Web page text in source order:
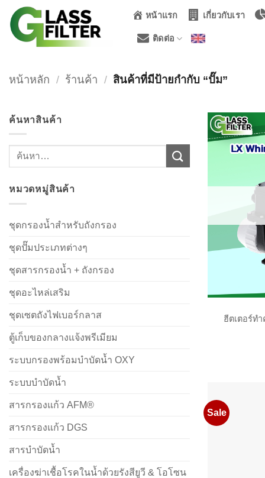
หน้าแรก เกี่ยวกับเรา
ติดต่อ
หน้าหลัก / ร้านค้า / สินค้าที่มีป้ายกำกับ “ปั๊ม”
ค้นหาสินค้า
ค้นหา:
หมวดหมู่สินค้า
ชุดกรองน้ำสำหรับถังกรอง
ชุดปั๊มประเภทต่างๆ
ชุดสารกรองน้ำ + ถังกรอง
ชุดอะไหล่เสริม
ชุดเซตถังไฟเบอร์กลาส
ตู้เก็บของกลางแจ้งพรีเมียม
ระบบกรองพร้อมบำบัดน้ำ OXY
ระบบบำบัดน้ำ
สารกรองแก้ว AFM®
สารกรองแก้ว DGS
สารบำบัดน้ำ
เครื่องฆ่าเชื้อโรคในน้ำด้วยรังสียูวี & โอโซน
ฮีตเตอร์ทำ
Sale